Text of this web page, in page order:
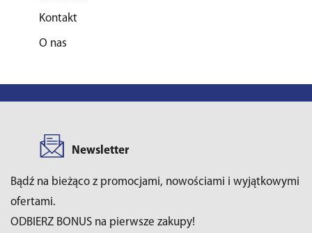
Kontakt
O nas
Newsletter
Bądź na bieżąco z promocjami, nowościami i wyjątkowymi
ofertami.
ODBIERZ BONUS na pierwsze zakupy!